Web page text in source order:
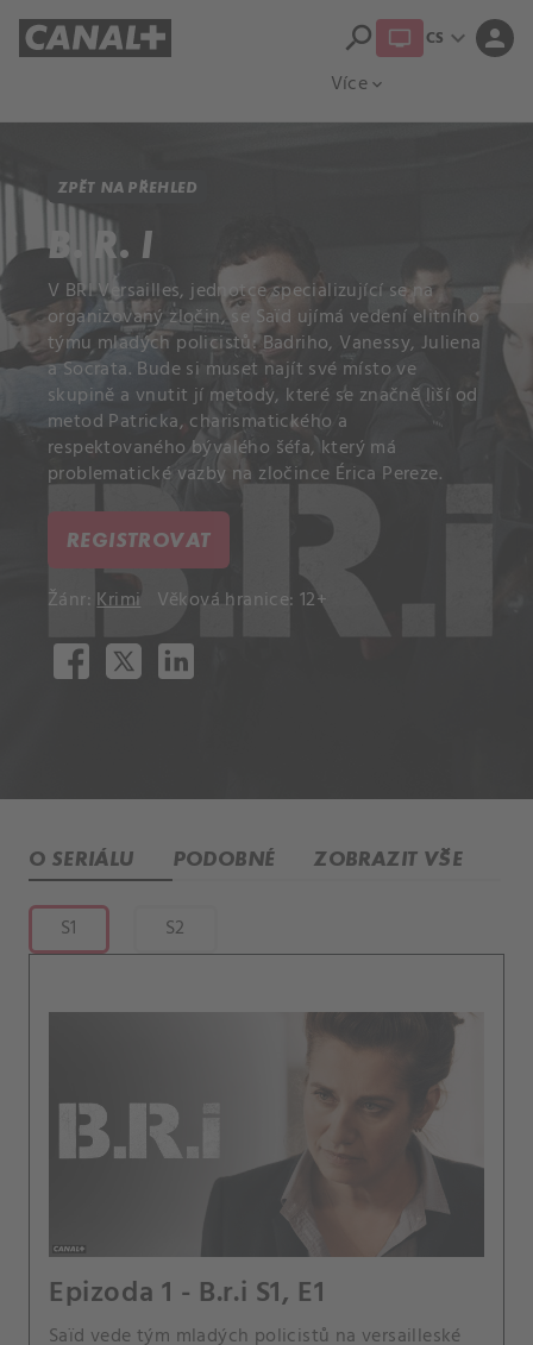
Více expand_more
search CS expand_more person
ZPĚT NA PŘEHLED
B. R. I
V BRI Versailles, jednotce specializující se na
organizovaný zločin, se Saïd ujímá vedení elitního
týmu mladých policistů: Badriho, Vanessy, Juliena
a Socrata. Bude si muset najít své místo ve
skupině a vnutit jí metody, které se značně liší od
metod Patricka, charismatického a
respektovaného bývalého šéfa, který má
problematické vazby na zločince Érica Pereze.
REGISTROVAT
Žánr:Krimi Věková hranice: 12+
O SERIÁLU PODOBNÉ ZOBRAZIT VŠE
S1 S2
Epizoda 1 - B.r.i S1, E1
Saïd vede tým mladých policistů na versailleské